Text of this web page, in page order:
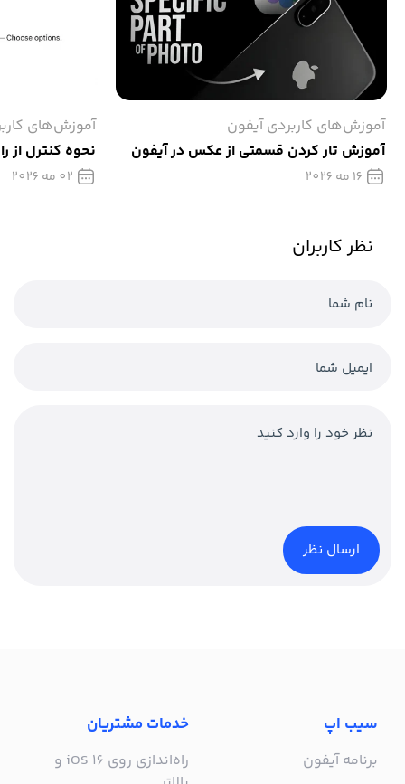
آموزش‌های کاربردی آیفون
آموزش تار كردن قسمتی از عکس در آیفون
16 مه 2026
آموزش‌های
نحوه کنترل از
02 مه 2026
نظر کاربران
سیب اپ
برنامه آیفون
خدمات مشتریان
راه‌اندازی روی iOS 16 و